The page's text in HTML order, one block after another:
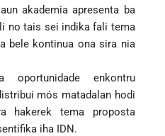
akademia apresenta ba
no tais sei indika fali tema
bele kontinua ona sira nia
oportunidade enkontru
mós matadalan hodi
hakerek tema proposta
iha IDN.